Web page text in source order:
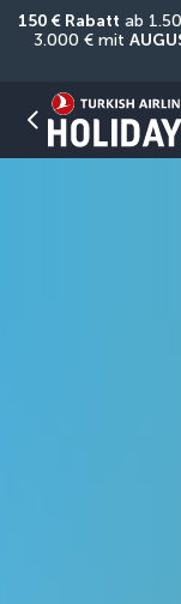
150 € Rabatt ab
3.000 € mit